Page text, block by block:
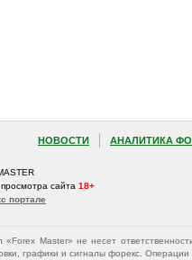
НОВОСТИ АНАЛИТИКА
сайта 18+
портале
«Forex Master» не несет
графики и сигналы форекс.